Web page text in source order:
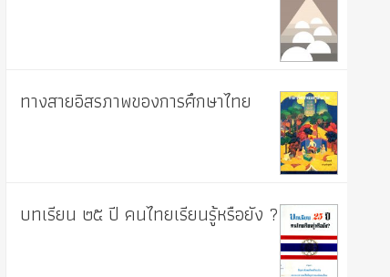
ทางสายอิสรภาพของการศึกษาไทย
บทเรียน ๒๕ ปี คนไทยเรียนรู้หรือยัง ?